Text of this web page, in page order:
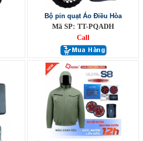
Bộ pin quạt Áo Điều Hòa
Mã SP: TT-PQADH
Call